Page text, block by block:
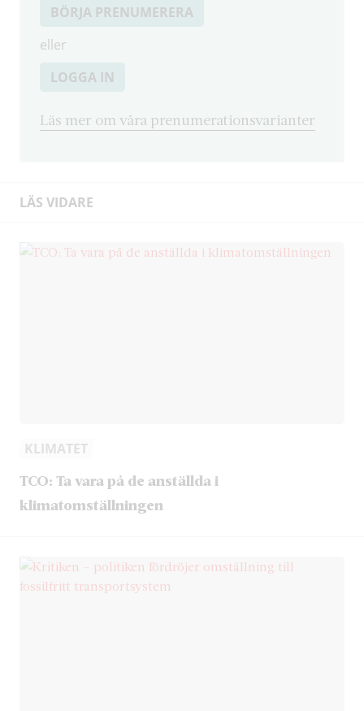
BÖRJA PRENUMERERA
eller
LOGGA IN
Läs mer om våra prenumerationsvarianter
LÄS VIDARE
KLIMATET
TCO: Ta vara på de anställda i
klimatomställningen